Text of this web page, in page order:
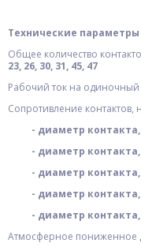
Технические
Общее количество
23, 26, 30, 31, 45, 47
Рабочий ток на одиночный
Сопротивление
- диаметр
- диаметр
- диаметр
- диаметр
- диаметр
Атмосферное пониженное